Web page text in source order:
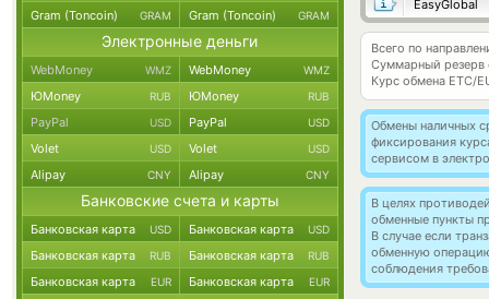
EasyGlobal
Всего по
Суммарный резерв
Курс обмена ETC/
Обмены наличных
фиксирования
сервисом в
В целях
обменные пункты
В случае если
обменную
соблюдения
Gram (Toncoin) GRAM Gram (Toncoin) GRAM
Электронные деньги
WebMoney WMZ WebMoney WMZ
ЮMoney RUB ЮMoney RUB
PayPal USD PayPal USD
Volet USD Volet USD
Alipay CNY Alipay CNY
Банковские счета и карты
Банковская карта USD Банковская карта USD
Банковская карта RUB Банковская карта RUB
Банковская карта EUR Банковская карта EUR